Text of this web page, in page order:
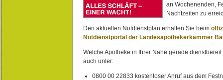
an Wochenenden,
Nachtzeiten zu
Den aktuellen Notdienstplan erhalten Sie beim
Notdienstportal der Landesapothekerkammer
Welche Apotheke in Ihrer Nähe gerade
auch unter:
0800 00 22833 kostenloser Anruf aus dem